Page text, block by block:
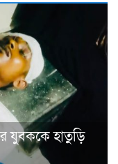
যুবককে হাতুড়ি